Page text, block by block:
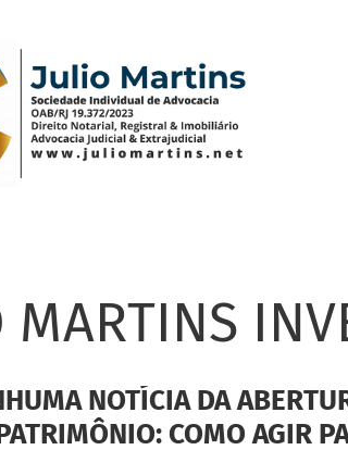
MARTINS
NOTÍCIA DA
COMO AGIR